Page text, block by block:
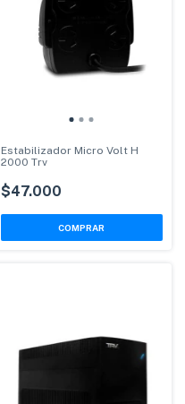
Estabilizador Micro Volt H
2000 Trv
$47.000